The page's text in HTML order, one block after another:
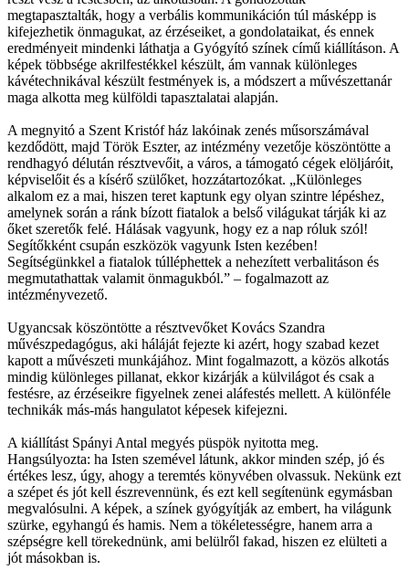
megtapasztalták, hogy a verbális kommunikáción túl másképp is
kifejezhetik önmagukat, az érzéseiket, a gondolataikat, és ennek
eredményeit mindenki láthatja a Gyógyító színek című kiállításon. A
képek többsége akrilfestékkel készült, ám vannak különleges
kávétechnikával készült festmények is, a módszert a művészettanár
maga alkotta meg külföldi tapasztalatai alapján.
A megnyitó a Szent Kristóf ház lakóinak zenés műsorszámával
kezdődött, majd Török Eszter, az intézmény vezetője köszöntötte a
rendhagyó délután résztvevőit, a város, a támogató cégek elöljáróit,
képviselőit és a kísérő szülőket, hozzátartozókat. „Különleges
alkalom ez a mai, hiszen teret kaptunk egy olyan szintre lépéshez,
amelynek során a ránk bízott fiatalok a belső világukat tárják ki az
őket szeretők felé. Hálásak vagyunk, hogy ez a nap róluk szól!
Segítőkként csupán eszközök vagyunk Isten kezében!
Segítségünkkel a fiatalok túlléphettek a nehezített verbalitáson és
megmutathattak valamit önmagukból.” – fogalmazott az
intézményvezető.
Ugyancsak köszöntötte a résztvevőket Kovács Szandra
művészpedagógus, aki háláját fejezte ki azért, hogy szabad kezet
kapott a művészeti munkájához. Mint fogalmazott, a közös alkotás
mindig különleges pillanat, ekkor kizárják a külvilágot és csak a
festésre, az érzéseikre figyelnek zenei aláfestés mellett. A különféle
technikák más-más hangulatot képesek kifejezni.
A kiállítást Spányi Antal megyés püspök nyitotta meg.
Hangsúlyozta: ha Isten szemével látunk, akkor minden szép, jó és
értékes lesz, úgy, ahogy a teremtés könyvében olvassuk. Nekünk ezt
a szépet és jót kell észrevennünk, és ezt kell segítenünk egymásban
megvalósulni. A képek, a színek gyógyítják az embert, ha világunk
szürke, egyhangú és hamis. Nem a tökéletességre, hanem arra a
szépségre kell törekednünk, ami belülről fakad, hiszen ez elülteti a
jót másokban is.